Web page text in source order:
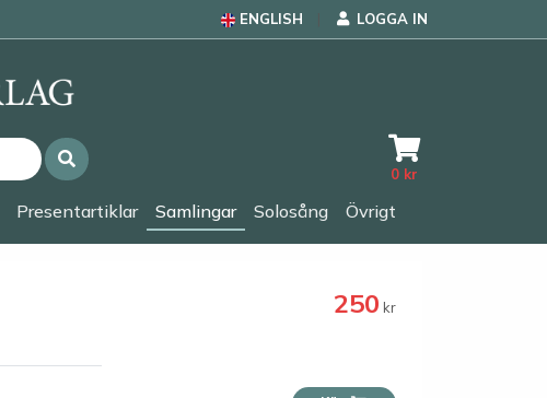
ENGLISH LOGGA IN
0 kr
Presentartiklar Samlingar Solosång Övrigt
250 kr